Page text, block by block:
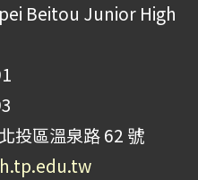
Beitou Junior High
投區溫泉路 62 號